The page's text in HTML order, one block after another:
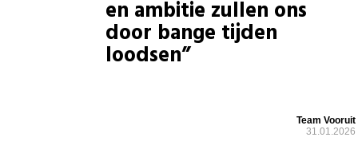
en ambitie zullen ons
door bange tijden
loodsen”
Team Vooruit
31.01.2026